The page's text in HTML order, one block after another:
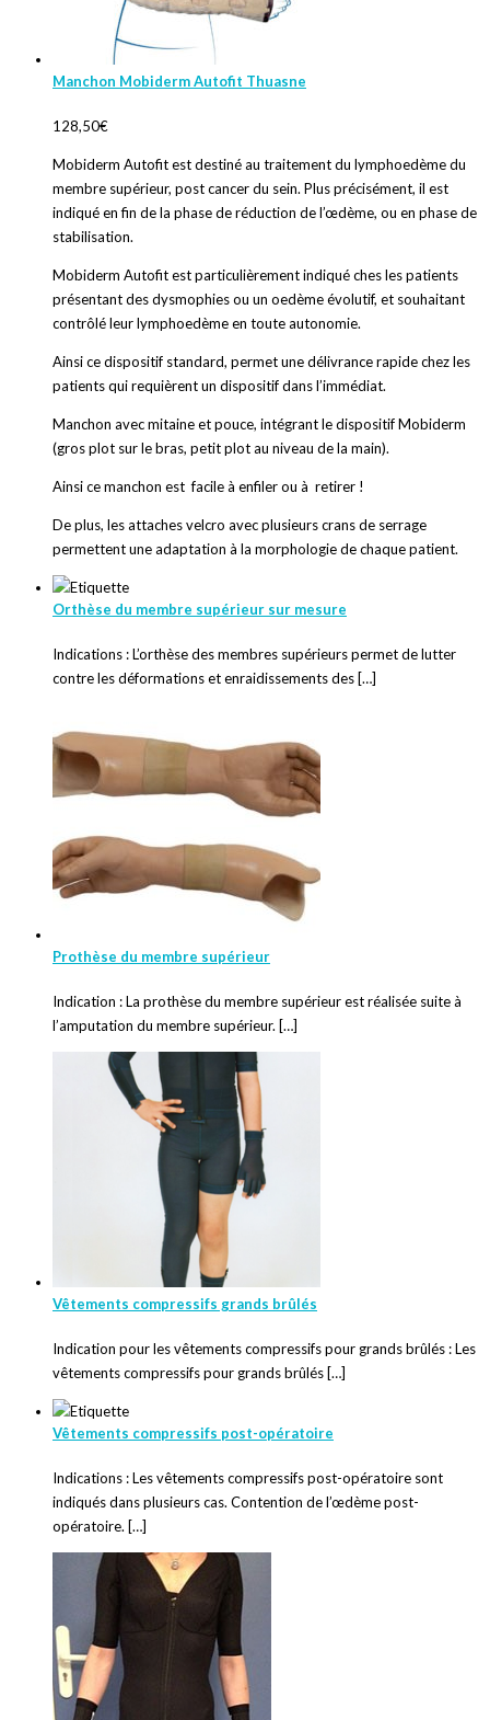
Manchon Mobiderm Autofit Thuasne
128,50€
Mobiderm Autofit est destiné au traitement du lymphoedème du
membre supérieur, post cancer du sein. Plus précisément, il est
indiqué en fin de la phase de réduction de l’œdème, ou en phase de
stabilisation.
Mobiderm Autofit est particulièrement indiqué ches les patients
présentant des dysmophies ou un oedème évolutif, et souhaitant
contrôlé leur lymphoedème en toute autonomie.
Ainsi ce dispositif standard, permet une délivrance rapide chez les
patients qui requièrent un dispositif dans l’immédiat.
Manchon avec mitaine et pouce, intégrant le dispositif Mobiderm
(gros plot sur le bras, petit plot au niveau de la main).
Ainsi ce manchon est facile à enfiler ou à retirer !
De plus, les attaches velcro avec plusieurs crans de serrage
permettent une adaptation à la morphologie de chaque patient.
Orthèse du membre supérieur sur mesure
Indications : L’orthèse des membres supérieurs permet de lutter
contre les déformations et enraidissements des […]
Prothèse du membre supérieur
Indication : La prothèse du membre supérieur est réalisée suite à
l’amputation du membre supérieur. […]
Vêtements compressifs grands brûlés
Indication pour les vêtements compressifs pour grands brûlés : Les
vêtements compressifs pour grands brûlés […]
Vêtements compressifs post-opératoire
Indications : Les vêtements compressifs post-opératoire sont
indiqués dans plusieurs cas. Contention de l’œdème post-
opératoire. […]